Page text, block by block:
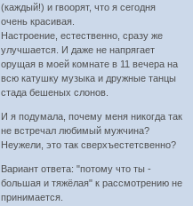
(каждый!) и гвоорят, что я сегодня
очень красивая.
Настроение, естественно, сразу же
улучшается. И даже не напрягает
орущая в моей комнате в 11 вечера на
всю катушку музыка и дружные танцы
стада бешеных слонов.
И я подумала, почему меня никогда так
не встречал любимый мужчина?
Неужели, это так сверхъестетсвенно?
Вариант ответа: "потому что ты -
большая и тяжёлая" к рассмотрению не
принимается.